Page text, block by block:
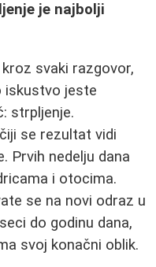
je najbolji
svaki razgovor,
iskustvo jeste
strpljenje.
se rezultat vidi
Prvih nedelju dana
i otocima.
se na novi odraz u
do godinu dana,
svoj konačni oblik.